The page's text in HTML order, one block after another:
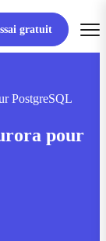
gratuit
PostgreSQL
pour